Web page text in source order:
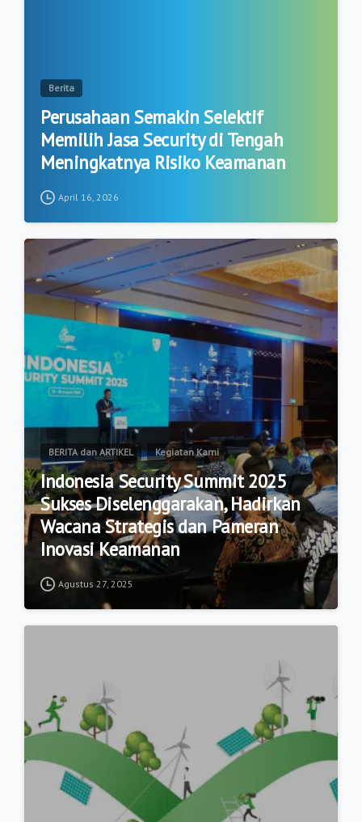
Berita
Perusahaan Semakin Selektif
Memilih Jasa Security di Tengah
Meningkatnya Risiko Keamanan
April 16, 2026
1
BERITA dan ARTIKEL Kegiatan Kami
Indonesia Security Summit 2025
Sukses Diselenggarakan, Hadirkan
Wacana Strategis dan Pameran
Inovasi Keamanan
Agustus 27, 2025